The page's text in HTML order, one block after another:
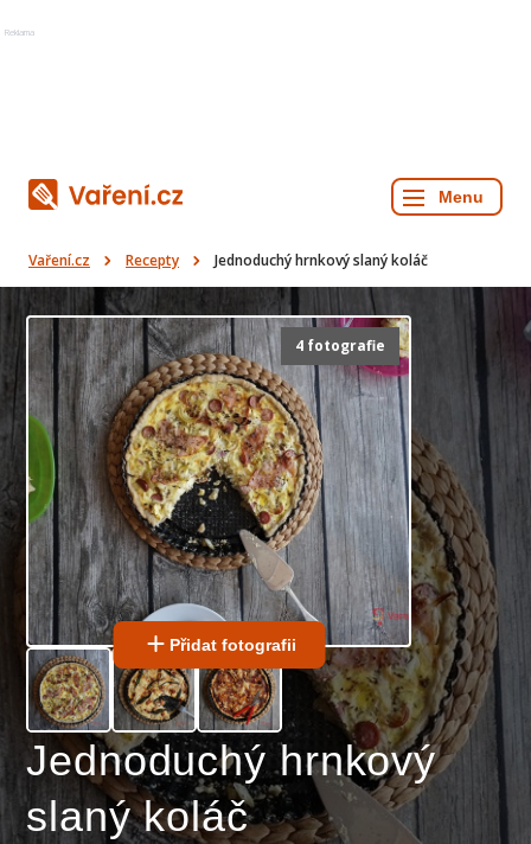
Reklama
Vaření.cz Recepty Jednoduchý hrnkový slaný koláč
4 fotografie
Přidat fotografii
Jednoduchý hrnkový
slaný koláč